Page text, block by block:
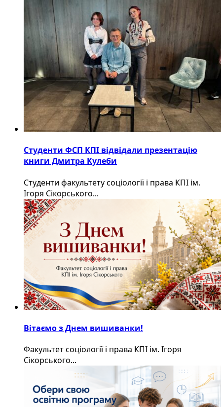
Студенти ФСП КПІ відвідали презентацію
книги Дмитра Кулеби
Студенти факультету соціології і права КПІ ім.
Ігоря Сікорського...
Вітаємо з Днем вишиванки!
Факультет соціології і права КПІ ім. Ігоря
Сікорського...